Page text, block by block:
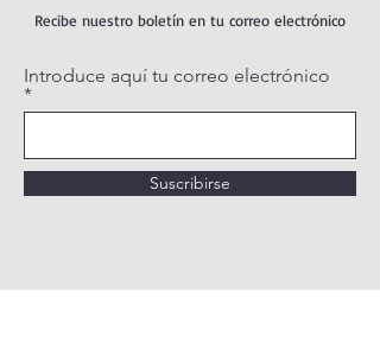
Recibe nuestro boletín en tu correo electrónico
Introduce aquí tu correo electrónico
Suscribirse